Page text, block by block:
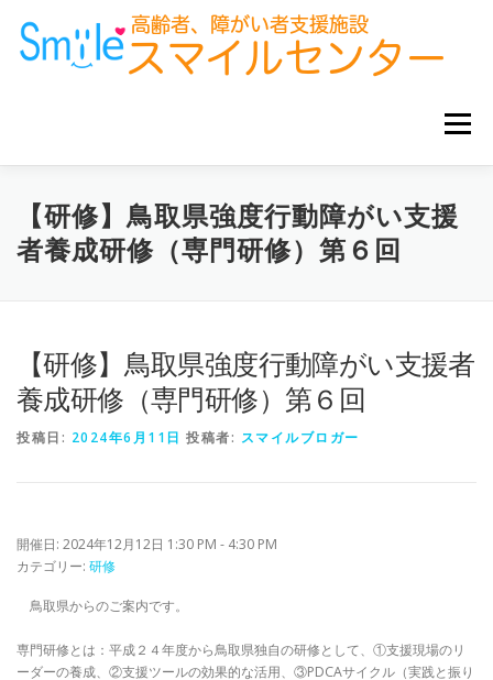
キ
メニュー
ホーム お知らせ サービス事業所 グループ企業
【研修】鳥取県強度行動障がい支援
者養成研修（専門研修）第６回
【研修】鳥取県強度行動障がい支援者
養成研修（専門研修）第６回
投稿日: 2024年6月11日 投稿者: スマイルブロガー
開催日: 2024年12月12日 1:30 PM - 4:30 PM
カテゴリー: 研修
鳥取県からのご案内です。
専門研修とは：平成２４年度から鳥取県独自の研修として、①支援現場のリ
ーダーの養成、②支援ツールの効果的な活用、③PDCAサイクル（実践と振り